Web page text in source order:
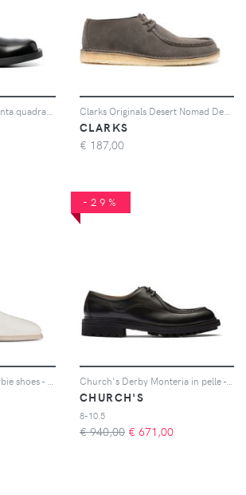
CLARKS
€ 187,00
-29%
CHURCH'S
8-10.5
€ 940,00 € 671,00